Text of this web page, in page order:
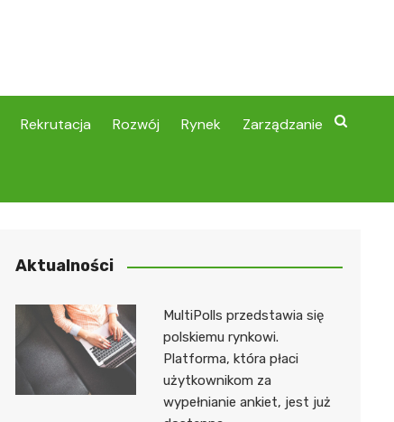
Rekrutacja Rozwój Rynek Zarządzanie
Aktualności
MultiPolls przedstawia się
polskiemu rynkowi.
Platforma, która płaci
użytkownikom za
wypełnianie ankiet, jest już